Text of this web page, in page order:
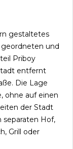
gestaltetes
geordneten und
Priboy
entfernt
Die Lage
ohne auf einen
der Stadt
separaten Hof,
Grill oder